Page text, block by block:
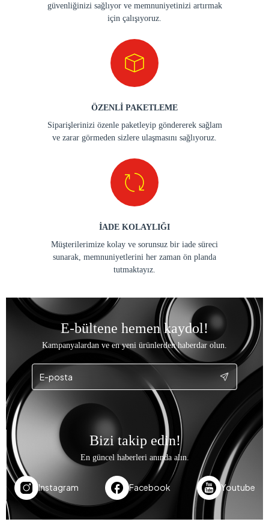
güvenliğinizi sağlıyor ve memnuniyetinizi artırmak
için çalışıyoruz.
ÖZENLİ PAKETLEME
Siparişlerinizi özenle paketleyip göndererek sağlam
ve zarar görmeden sizlere ulaşmasını sağlıyoruz.
İADE KOLAYLIĞI
Müşterilerimize kolay ve sorunsuz bir iade süreci
sunarak, memnuniyetlerini her zaman ön planda
tutmaktayız.
E-bültene hemen kaydol!
Kampanyalardan ve en yeni ürünlerden haberdar olun.
Bizi takip edin!
En güncel haberleri anında alın.
Instagram Facebook Youtube